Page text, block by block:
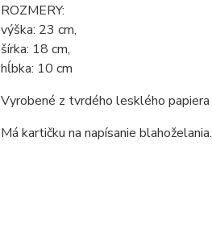
ROZMERY:
výška: 23 cm,
šírka: 18 cm,
hĺbka: 10 cm
Vyrobené z tvrdého lesklého papiera
Má kartičku na napísanie blahoželania.